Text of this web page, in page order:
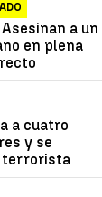
a un
en plena
a cuatro
y se
terrorista